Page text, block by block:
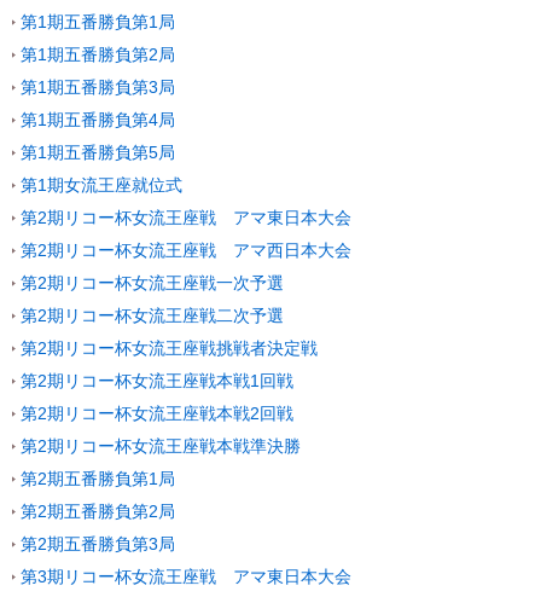
第1期五番勝負第1局
第1期五番勝負第2局
第1期五番勝負第3局
第1期五番勝負第4局
第1期五番勝負第5局
第1期女流王座就位式
第2期リコー杯女流王座戦 アマ東日本大会
第2期リコー杯女流王座戦 アマ西日本大会
第2期リコー杯女流王座戦一次予選
第2期リコー杯女流王座戦二次予選
第2期リコー杯女流王座戦挑戦者決定戦
第2期リコー杯女流王座戦本戦1回戦
第2期リコー杯女流王座戦本戦2回戦
第2期リコー杯女流王座戦本戦準決勝
第2期五番勝負第1局
第2期五番勝負第2局
第2期五番勝負第3局
第3期リコー杯女流王座戦 アマ東日本大会